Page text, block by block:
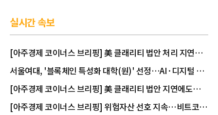
실시간 속보
[아주경제 코이너스 브리핑] 美 클래리티 법안 처리 지연
서울여대, '블록체인 특성화 대학(원)' 선정…AI·디지털 금
[아주경제 코이너스 브리핑] 美 클래리티 법안 지연에도…
[아주경제 코이너스 브리핑] 위험자산 선호 지속…비트코인